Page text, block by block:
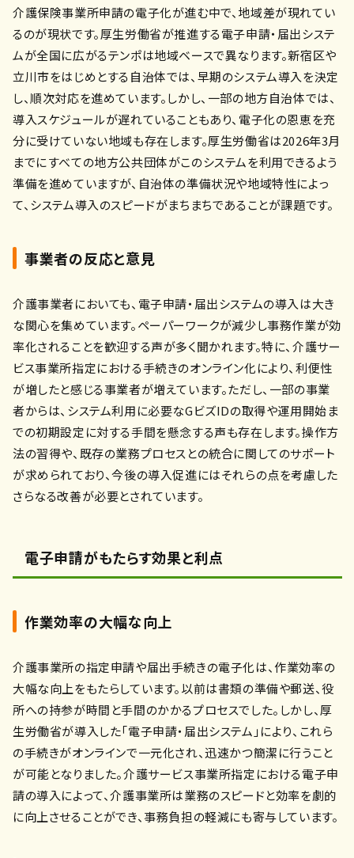
介護保険事業所申請の電子化が進む中で、地域差が現れてい
るのが現状です。厚生労働省が推進する電子申請・届出システ
ムが全国に広がるテンポは地域ベースで異なります。新宿区や
立川市をはじめとする自治体では、早期のシステム導入を決定
し、順次対応を進めています。しかし、一部の地方自治体では、
導入スケジュールが遅れていることもあり、電子化の恩恵を充
分に受けていない地域も存在します。厚生労働省は2026年3月
までにすべての地方公共団体がこのシステムを利用できるよう
準備を進めていますが、自治体の準備状況や地域特性によっ
て、システム導入のスピードがまちまちであることが課題です。
事業者の反応と意見
介護事業者においても、電子申請・届出システムの導入は大き
な関心を集めています。ペーパーワークが減少し事務作業が効
率化されることを歓迎する声が多く聞かれます。特に、介護サー
ビス事業所指定における手続きのオンライン化により、利便性
が増したと感じる事業者が増えています。ただし、一部の事業
者からは、システム利用に必要なGビズIDの取得や運用開始ま
での初期設定に対する手間を懸念する声も存在します。操作方
法の習得や、既存の業務プロセスとの統合に関してのサポート
が求められており、今後の導入促進にはそれらの点を考慮した
さらなる改善が必要とされています。
電子申請がもたらす効果と利点
作業効率の大幅な向上
介護事業所の指定申請や届出手続きの電子化は、作業効率の
大幅な向上をもたらしています。以前は書類の準備や郵送、役
所への持参が時間と手間のかかるプロセスでした。しかし、厚
生労働省が導入した「電子申請・届出システム」により、これら
の手続きがオンラインで一元化され、迅速かつ簡潔に行うこと
が可能となりました。介護サービス事業所指定における電子申
請の導入によって、介護事業所は業務のスピードと効率を劇的
に向上させることができ、事務負担の軽減にも寄与しています。